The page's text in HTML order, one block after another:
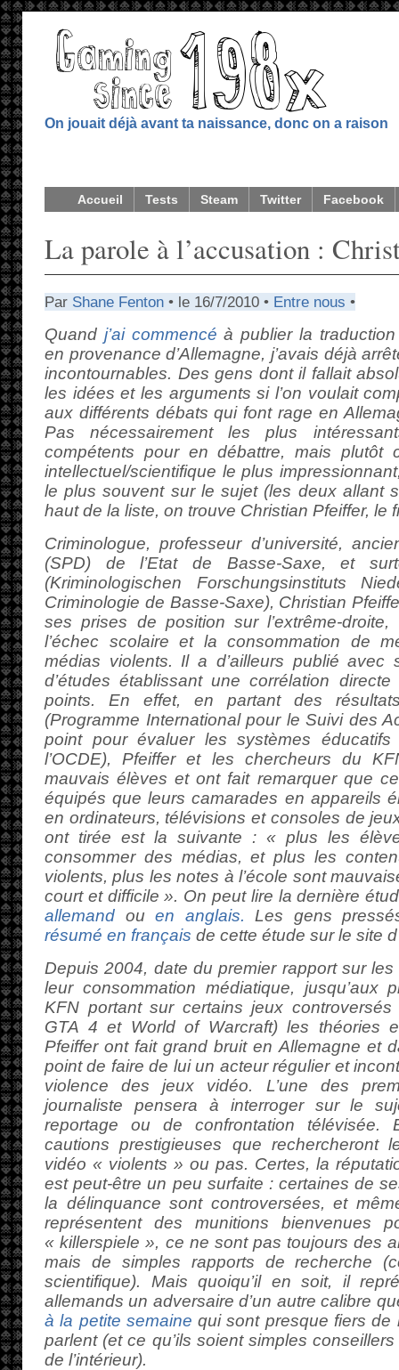
On jouait déjà avant ta naissance, donc on a raison
Accueil Tests Steam Twitter Facebook
La parole à l’accusation :
Par Shane Fenton • le 16/7/2010 • Entre nous •
Quand j’ai commencé à publier la traduction
en provenance d’Allemagne, j’avais déjà
incontournables. Des gens dont il fallait
les idées et les arguments si l’on voulait
aux différents débats qui font rage en
Pas nécessairement les plus
compétents pour en débattre, mais plutôt
intellectuel/scientifique le plus
le plus souvent sur le sujet (les deux allant
haut de la liste, on trouve Christian Pfeiffer, le
Criminologue, professeur d’université,
(SPD) de l’Etat de Basse-Saxe, et
(Kriminologischen Forschungsinstituts
Criminologie de Basse-Saxe), Christian
ses prises de position sur l’extrême-
l’échec scolaire et la consommation de
médias violents. Il a d’ailleurs publié avec
d’études établissant une corrélation
points. En effet, en partant des
(Programme International pour le Suivi des
point pour évaluer les systèmes
l’OCDE), Pfeiffer et les chercheurs du
mauvais élèves et ont fait remarquer que
équipés que leurs camarades en appareils
en ordinateurs, télévisions et consoles de
ont tirée est la suivante : « plus les
consommer des médias, et plus les
violents, plus les notes à l’école sont
court et difficile ». On peut lire la dernière
allemand ou en anglais. Les gens
résumé en français de cette étude sur le site
Depuis 2004, date du premier rapport sur
leur consommation médiatique, jusqu’aux
KFN portant sur certains jeux controversés
GTA 4 et World of Warcraft) les théories
Pfeiffer ont fait grand bruit en Allemagne et
point de faire de lui un acteur régulier et
violence des jeux vidéo. L’une des
journaliste pensera à interroger sur le
reportage ou de confrontation télévisée.
cautions prestigieuses que rechercheront
vidéo « violents » ou pas. Certes, la
est peut-être un peu surfaite : certaines de
la délinquance sont controversées, et
représentent des munitions bienvenues
« killerspiele », ce ne sont pas toujours des
mais de simples rapports de recherche
scientifique). Mais quoiqu’il en soit, il
allemands un adversaire d’un autre calibre
à la petite semaine qui sont presque fiers
parlent (et ce qu’ils soient simples
de l’intérieur).